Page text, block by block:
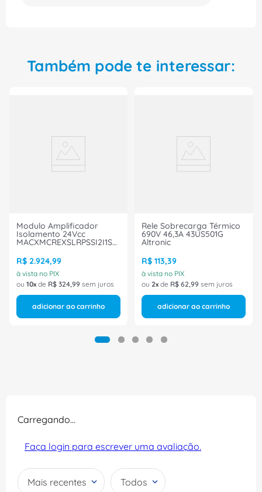
Também pode te interessar:
Modulo Amplificador
Isolamento 24Vcc
MACXMCREXSLRPSSI2I1SSP
R$ 2.924,99
à vista no PIX
ou 10 de R$ 324,99 sem juros
adicionar ao carrinho
Rele Sobrecarga Térmico
690V 46,3A 43US501G
Altronic
R$ 113,39
à vista no PIX
ou 2 de R$ 62,99 sem juros
adicionar ao carrinho
Carregando…
Faça login para escrever uma avaliação.
Mais recentes Todos